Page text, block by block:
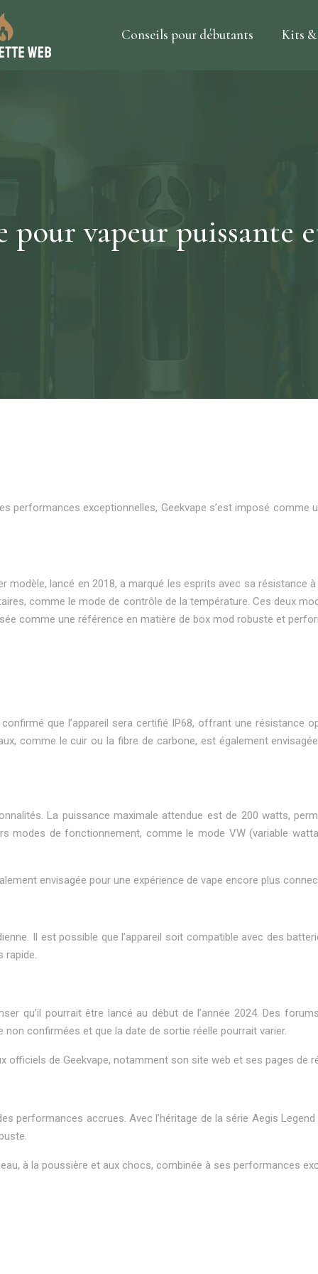
Conseils pour débutants Kits &
pour vapeur puissante
exceptionnelles, Geekvape s’est imposé comme
lancé en 2018, a marqué les esprits avec sa résistance
comme le mode de contrôle de la température. Ces deux
comme une référence en matière de box mod robuste et
que l’appareil sera certifié IP68, offrant une résistance
comme le cuir ou la fibre de carbone, est également
La puissance maximale attendue est de 200 watts,
modes de fonctionnement, comme le mode VW (variable
envisagée pour une expérience de vape encore plus
Il est possible que l’appareil soit compatible avec des
rapide.
qu’il pourrait être lancé au début de l’année 2024. Des
confirmées et que la date de sortie réelle pourrait varier.
de Geekvape, notamment son site web et ses pages de
performances accrues. Avec l’héritage de la série Aegis
à la poussière et aux chocs, combinée à ses performances